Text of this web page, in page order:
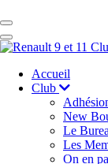
Accueil
Club
New
Le
Les
On en